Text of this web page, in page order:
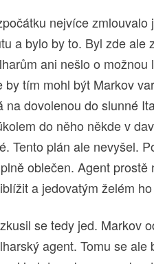
nejvíce
a bylo by to. Byl zde
ani nešlo o
by tím mohl být Markov
na dovolenou do slunné
do něho někde v
Tento plán ale nevyšel.
oblečen. Agent
a jedovatým želém
se tedy jed. Markov
agent. Tomu se